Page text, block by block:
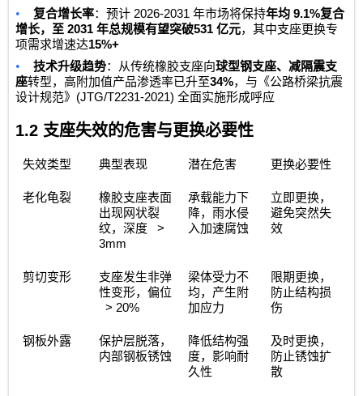
• 复合增长率：预计 2026-2031年市场将保持年均 9.1%复合
增长，至 2031年总规模有望突破531亿元，其中支座更换专
项需求增速达15%+
•
技术升级趋势：从传统橡胶支座向球型钢支座、减隔震支
座转型，高附加值产品渗透率已升至34%，与《公路桥梁抗震
设计规范》 (JTG/T2231-2021)全面实施形成呼应
1.2支座失效的危害与更换必要性
失效类型 典型表现 潜在危害 更换必要性
老化龟裂
橡胶支座表面
出现网状裂
纹，深度>
3mm
承载能力下
降，雨水侵
入加速腐蚀
立即更换，
避免突然失
效
剪切变形
支座发生非弹
性变形，偏位
> 20%
梁体受力不
均，产生附
加应力
限期更换，
防止结构损
伤
钢板外露
保护层脱落，
内部钢板锈蚀
降低结构强
度，影响耐
久性
及时更换，
防止锈蚀扩
散